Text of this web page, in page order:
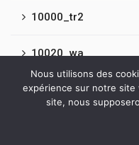
10000_tr2
10020_wa
10050_tr
Nous utilisons des
expérience sur notre site
site, nous